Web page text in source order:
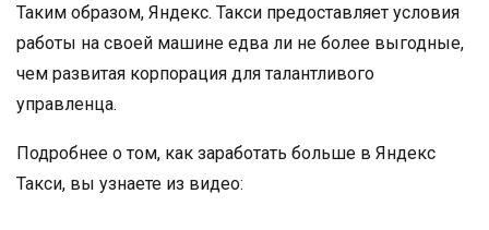
Таким образом, Яндекс. Такси предоставляет условия
работы на своей машине едва ли не более выгодные,
чем развитая корпорация для талантливого
управленца.
Подробнее о том, как заработать больше в Яндекс
Такси, вы узнаете из видео: